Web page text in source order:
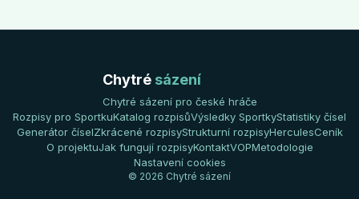
Chytré sázení
Chytré sázení pro české hráče
Rozpisy pro SportkuKatalog rozpisůVýsledky SportkyStatistiky čísel
Generátor číselZkrácené rozpisyStrukturní rozpisyHerculesCeník
O projektuJak fungují rozpisyKontaktVOPMetodologie
Nastavení cookies
© 2026 Chytré sázení